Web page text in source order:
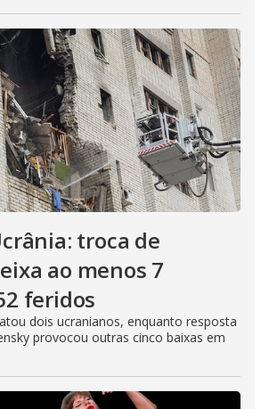
troca de
ao menos 7
feridos
dois ucranianos, enquanto resposta
provocou outras cinco baixas em